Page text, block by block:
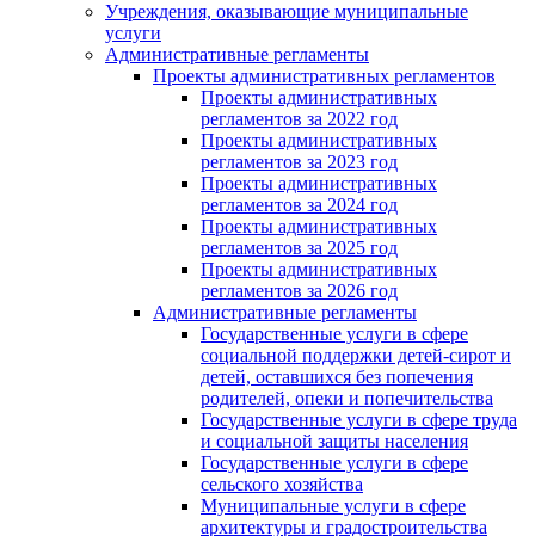
Учреждения, оказывающие муниципальные
услуги
Административные регламенты
Проекты административных регламентов
Проекты административных
регламентов за 2022 год
Проекты административных
регламентов за 2023 год
Проекты административных
регламентов за 2024 год
Проекты административных
регламентов за 2025 год
Проекты административных
регламентов за 2026 год
Административные регламенты
Государственные услуги в сфере
социальной поддержки детей-сирот и
детей, оставшихся без попечения
родителей, опеки и попечительства
Государственные услуги в сфере труда
и социальной защиты населения
Государственные услуги в сфере
сельского хозяйства
Муниципальные услуги в сфере
архитектуры и градостроительства